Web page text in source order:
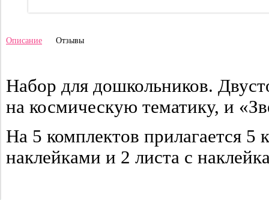
Описание Отзывы
Набор для дошкольников.
на космическую тематику, и
На 5 комплектов прилагается
наклейками и 2 листа с